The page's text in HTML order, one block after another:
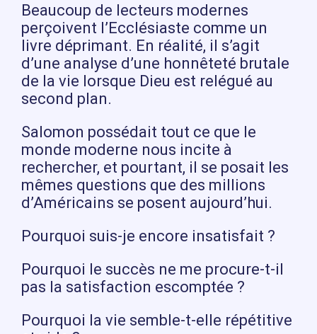
Beaucoup de lecteurs modernes
perçoivent l’Ecclésiaste comme un
livre déprimant. En réalité, il s’agit
d’une analyse d’une honnêteté brutale
de la vie lorsque Dieu est relégué au
second plan.
Salomon possédait tout ce que le
monde moderne nous incite à
rechercher, et pourtant, il se posait les
mêmes questions que des millions
d’Américains se posent aujourd’hui.
Pourquoi suis-je encore insatisfait ?
Pourquoi le succès ne me procure-t-il
pas la satisfaction escomptée ?
Pourquoi la vie semble-t-elle répétitive